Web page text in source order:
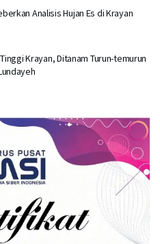
Analisis Hujan Es di Krayan
Krayan, Ditanam Turun-temurun